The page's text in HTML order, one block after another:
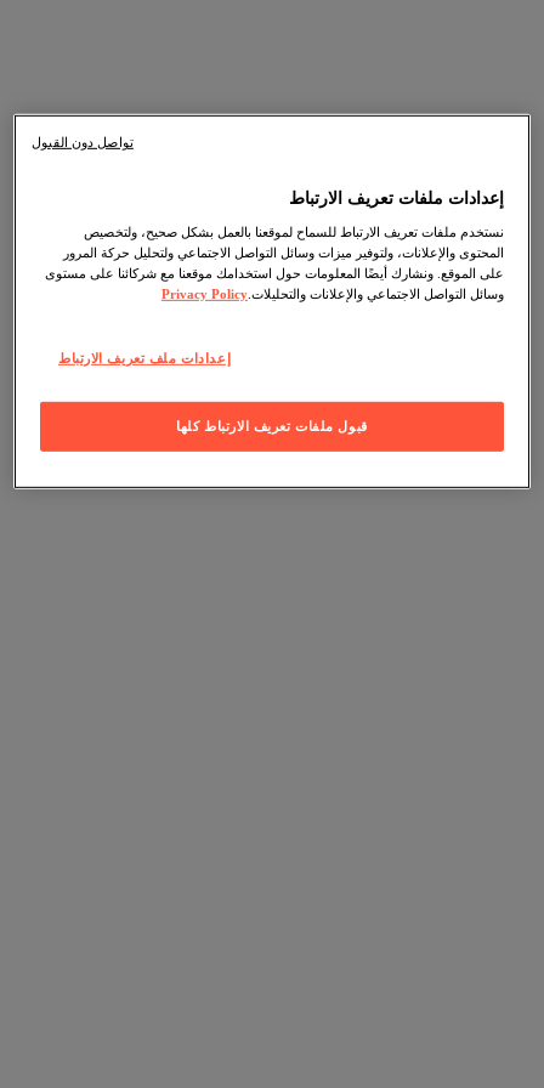
إعدادات ملفات تعريف الارتباط
نستخدم ملفات تعريف الارتباط للسماح لموقعنا بالعمل بشكل صحيح، ولتخصيص
المحتوى والإعلانات، ولتوفير ميزات وسائل التواصل الاجتماعي ولتحليل حركة المرور
على الموقع. ونشارك أيضًا المعلومات حول استخدامك موقعنا مع شركائنا على مستوى
وسائل التواصل الاجتماعي والإعلانات والتحليلات.Privacy Policy
إعدادات ملف تعريف الارتباط
قبول ملفات تعريف الارتباط كلها
تواصل دون القبول